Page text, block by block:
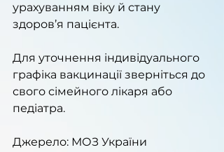
урахуванням віку й стану
здоров’я пацієнта.
Для уточнення індивідуального
графіка вакцинації зверніться до
свого сімейного лікаря або
педіатра.
Джерело: МОЗ України